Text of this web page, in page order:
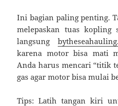
Ini bagian paling penting.
melepaskan tuas kopling
langsung
karena motor bisa mati
Anda harus mencari “titik
gas agar motor bisa mulai
Tips: Latih tangan kiri